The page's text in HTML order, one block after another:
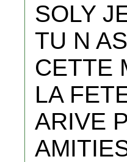
SOLY
TU N
CETTE
LA
ARIVE